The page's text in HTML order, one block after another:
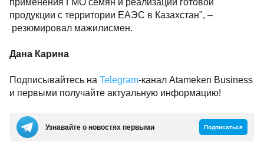
применения ГМО семян и реализации готовой
продукции с территории ЕАЭС в Казахстан", –
резюмировал мажилисмен.
Дана Карина
Подписывайтесь на Telegram-канал Atameken Business
и первыми получайте актуальную информацию!
Узнавайте о новостях первыми Подписаться